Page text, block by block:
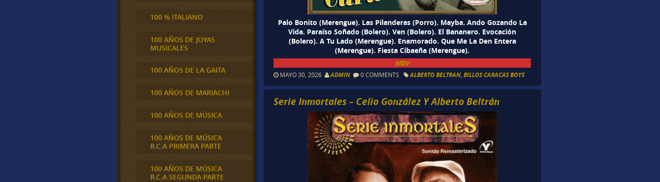
Palo Bonito (Merengue). Las Pilanderas (Porro). Mayba. Ando Gozando La
Vida. Paraíso Soñado (Bolero). Ven (Bolero). El Bananero. Evocación
(Bolero). A Tu Lado (Merengue). Enamorado. Que Me La Den Entera
(Merengue). Fiesta Cibaeña (Merengue).
MDV
MAYO 30, 2026 ADMIN 0 COMMENTS ALBERTO BELTRAN,BILLOS CARACAS BOYS
Serie Inmortales – Celio González Y Alberto Beltrán
100 % ITALIANO
100 AÑOS DE JOYAS
MUSICALES
100 AÑOS DE LA GAITA
100 AÑOS DE MARIACHI
100 AÑOS DE MÚSICA
100 AÑOS DE MÚSICA
R.C.A PRIMERA PARTE
100 AÑOS DE MÚSICA
R.C.A SEGUNDA PARTE